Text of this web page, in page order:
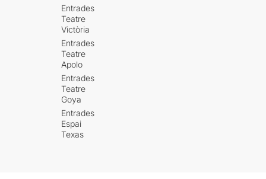
Entrades
Teatre
Victòria
Entrades
Teatre
Apolo
Entrades
Teatre
Goya
Entrades
Espai
Texas